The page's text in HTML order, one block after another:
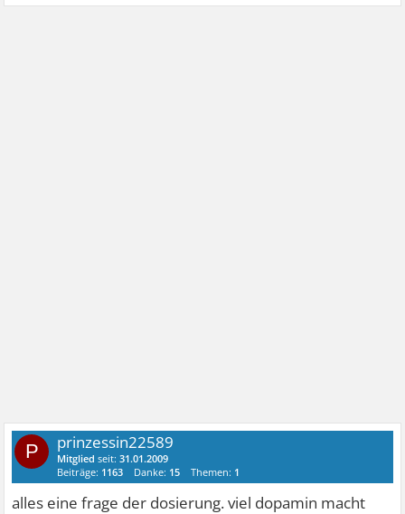
P prinzessin22589
Mitglied seit:31.01.2009
Beiträge: 1163 Danke: 15 Themen: 1
alles eine frage der dosierung. viel dopamin macht